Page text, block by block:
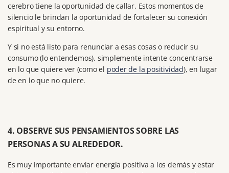
cerebro tiene la oportunidad de callar. Estos momentos de
silencio le brindan la oportunidad de fortalecer su conexión
espiritual y su entorno.
Y si no está listo para renunciar a esas cosas o reducir su
consumo (lo entendemos), simplemente intente concentrarse
en lo que quiere ver (como el poder de la positividad), en lugar
de en lo que no quiere.
4. OBSERVE SUS PENSAMIENTOS SOBRE LAS
PERSONAS A SU ALREDEDOR.
Es muy importante enviar energía positiva a los demás y estar